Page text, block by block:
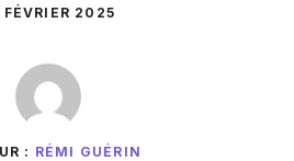
FÉVRIER 2025
: RÉMI GUÉRIN